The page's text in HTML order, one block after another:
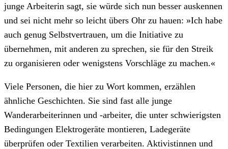
junge Arbeiterin sagt, sie würde sich nun besser auskennen
und sei nicht mehr so leicht übers Ohr zu hauen: »Ich habe
auch genug Selbstvertrauen, um die Initiative zu
übernehmen, mit anderen zu sprechen, sie für den Streik
zu organisieren oder wenigstens Vorschläge zu machen.«
Viele Personen, die hier zu Wort kommen, erzählen
ähnliche Geschichten. Sie sind fast alle junge
Wanderarbeiterinnen und -arbeiter, die unter schwierigsten
Bedingungen Elektrogeräte montieren, Ladegeräte
überprüfen oder Textilien verarbeiten. Aktivistinnen und